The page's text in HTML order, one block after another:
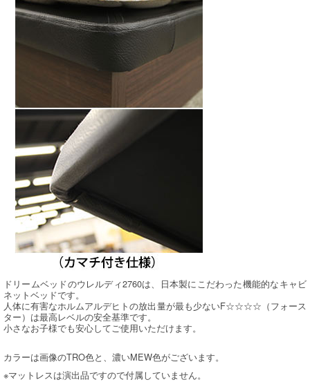
ドリームベッドのウレルディ2760は、日本製にこだわった機能的なキャビ
ネットベッドです。
人体に有害なホルムアルデヒトの放出量が最も少ないF☆☆☆☆（フォース
ター）は最高レベルの安全基準です。
小さなお子様でも安心してご使用いただけます。
カラーは画像のTRO色と、濃いMEW色がございます。
※マットレスは演出品ですので付属していません。